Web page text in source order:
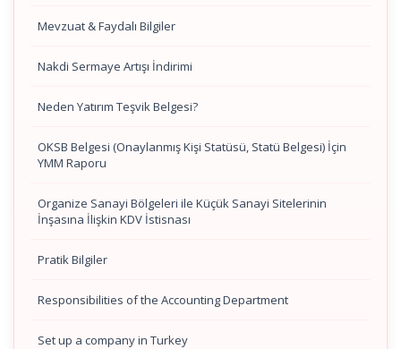
Mevzuat & Faydalı Bilgiler
Nakdi Sermaye Artışı İndirimi
Neden Yatırım Teşvik Belgesi?
OKSB Belgesi (Onaylanmış Kişi Statüsü, Statü Belgesi) İçin
YMM Raporu
Organize Sanayi Bölgeleri ile Küçük Sanayi Sitelerinin
İnşasına İlişkin KDV İstisnası
Pratik Bilgiler
Responsibilities of the Accounting Department
Set up a company in Turkey